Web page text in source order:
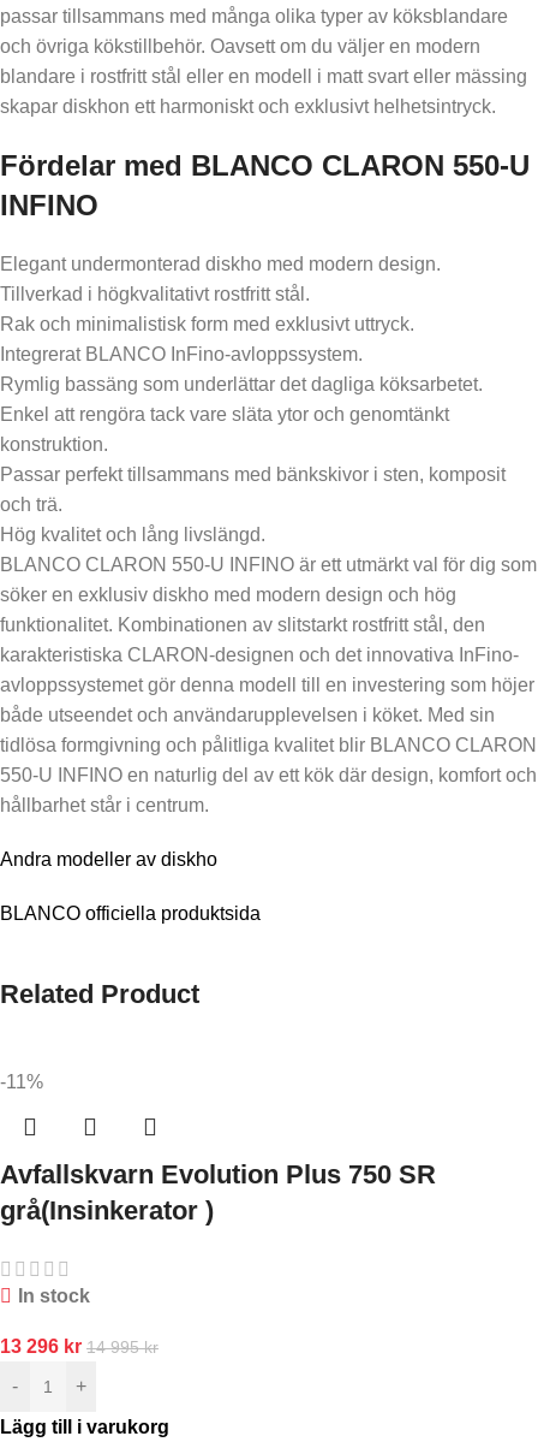
passar tillsammans med många olika typer av köksblandare
och övriga kökstillbehör. Oavsett om du väljer en modern
blandare i rostfritt stål eller en modell i matt svart eller mässing
skapar diskhon ett harmoniskt och exklusivt helhetsintryck.
Fördelar med BLANCO CLARON 550-U
INFINO
Elegant undermonterad diskho med modern design.
Tillverkad i högkvalitativt rostfritt stål.
Rak och minimalistisk form med exklusivt uttryck.
Integrerat BLANCO InFino-avloppssystem.
Rymlig bassäng som underlättar det dagliga köksarbetet.
Enkel att rengöra tack vare släta ytor och genomtänkt
konstruktion.
Passar perfekt tillsammans med bänkskivor i sten, komposit
och trä.
Hög kvalitet och lång livslängd.
BLANCO CLARON 550-U INFINO är ett utmärkt val för dig som
söker en exklusiv diskho med modern design och hög
funktionalitet. Kombinationen av slitstarkt rostfritt stål, den
karakteristiska CLARON-designen och det innovativa InFino-
avloppssystemet gör denna modell till en investering som höjer
både utseendet och användarupplevelsen i köket. Med sin
tidlösa formgivning och pålitliga kvalitet blir BLANCO CLARON
550-U INFINO en naturlig del av ett kök där design, komfort och
hållbarhet står i centrum.
Andra modeller av diskho
BLANCO officiella produktsida
Related Product
-11%
Avfallskvarn Evolution Plus 750 SR
grå(Insinkerator )
In stock
13 296 kr 14 995kr
-
+
Lägg till i varukorg